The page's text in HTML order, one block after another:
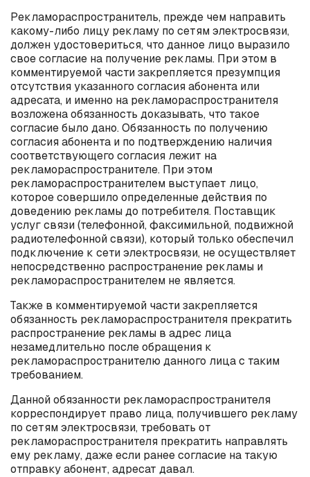
Рекламораспространитель, прежде чем направить
какому-либо лицу рекламу по сетям электросвязи,
должен удостовериться, что данное лицо выразило
свое согласие на получение рекламы. При этом в
комментируемой части закрепляется презумпция
отсутствия указанного согласия абонента или
адресата, и именно на рекламораспространителя
возложена обязанность доказывать, что такое
согласие было дано. Обязанность по получению
согласия абонента и по подтверждению наличия
соответствующего согласия лежит на
рекламораспространителе. При этом
рекламораспространителем выступает лицо,
которое совершило определенные действия по
доведению рекламы до потребителя. Поставщик
услуг связи (телефонной, факсимильной, подвижной
радиотелефонной связи), который только обеспечил
подключение к сети электросвязи, не осуществляет
непосредственно распространение рекламы и
рекламораспространителем не является.
Также в комментируемой части закрепляется
обязанность рекламораспространителя прекратить
распространение рекламы в адрес лица
незамедлительно после обращения к
рекламораспространителю данного лица с таким
требованием.
Данной обязанности рекламораспространителя
корреспондирует право лица, получившего рекламу
по сетям электросвязи, требовать от
рекламораспространителя прекратить направлять
ему рекламу, даже если ранее согласие на такую
отправку абонент, адресат давал.